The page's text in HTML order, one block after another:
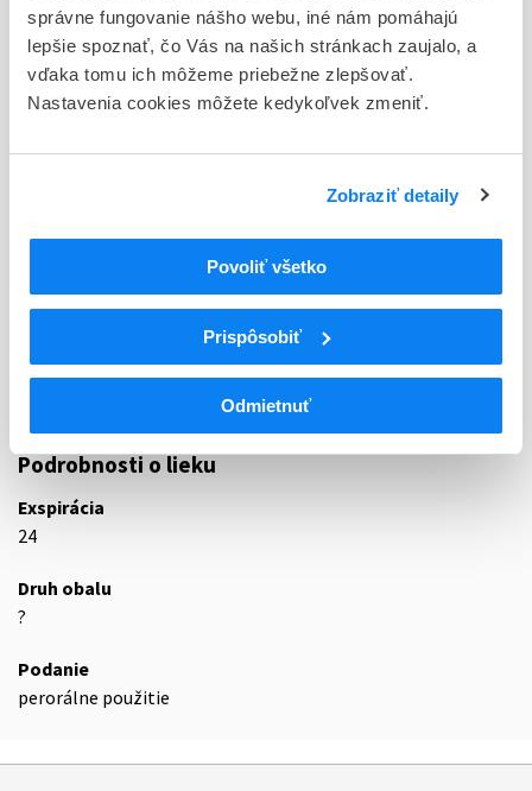
správne fungovanie nášho webu, iné nám pomáhajú
lepšie spoznať, čo Vás na našich stránkach zaujalo, a
vďaka tomu ich môžeme priebežne zlepšovať.
Nastavenia cookies môžete kedykoľvek zmeniť.
Zobraziť detaily
Povoliť všetko
Prispôsobiť
Odmietnuť
Typ registračnej procedúry
Vzájomné uznávanie (mutual recognition proc.)
Držiteľ, krajina
KARDIOVASKULÁRNY SYSTÉM
C03
DIURETIKÁ
DIURETIKÁ ŠETRIACE DRASLÍK
C03DA
Antagonisty aldosterónu
Eplerenón
Podrobnosti o lieku
Exspirácia
24
Druh obalu
?
Podanie
perorálne použitie